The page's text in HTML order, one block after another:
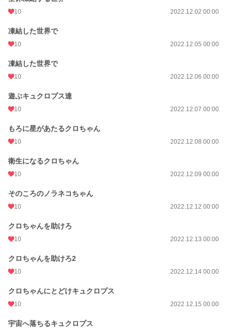
10 2022.12.02 00:00
凍結した世界で
10 2022.12.05 00:00
凍結した世界で
10 2022.12.06 00:00
遊ぶキュクロプス達
10 2022.12.07 00:00
もろに星があたるクロちゃん
10 2022.12.08 00:00
衛生になるクロちゃん
10 2022.12.09 00:00
そのころのノラネコちゃん
10 2022.12.12 00:00
クロちゃんを助けろ
10 2022.12.13 00:00
クロちゃんを助けろ2
10 2022.12.14 00:00
クロちゃんにとどけキュクロプス
10 2022.12.15 00:00
宇宙へ落ちるキュクロプス